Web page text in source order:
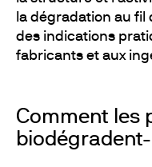
la dégradation au
des indications
fabricants et aux
Comment les